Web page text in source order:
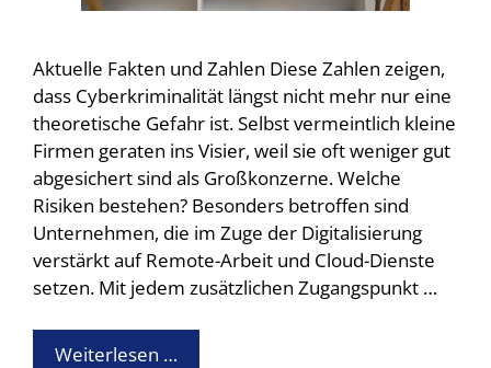
Aktuelle Fakten und Zahlen Diese Zahlen zeigen,
dass Cyberkriminalität längst nicht mehr nur eine
theoretische Gefahr ist. Selbst vermeintlich kleine
Firmen geraten ins Visier, weil sie oft weniger gut
abgesichert sind als Großkonzerne. Welche
Risiken bestehen? Besonders betroffen sind
Unternehmen, die im Zuge der Digitalisierung
verstärkt auf Remote-Arbeit und Cloud-Dienste
setzen. Mit jedem zusätzlichen Zugangspunkt …
Weiterlesen …